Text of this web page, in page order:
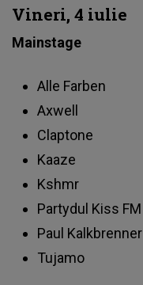
Vineri, 4 iulie
Mainstage
Alle Farben
Axwell
Claptone
Kaaze
Kshmr
Partydul Kiss FM
Paul Kalkbrenner
Tujamo